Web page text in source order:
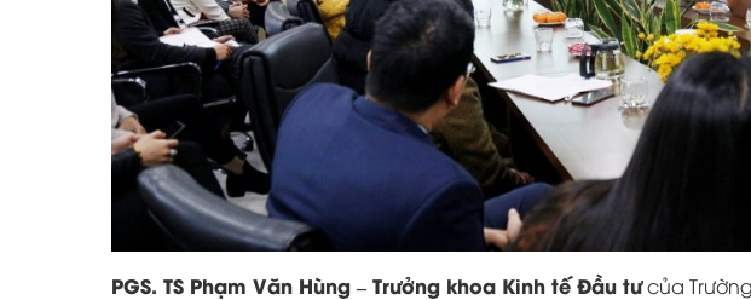
PGS. TS Phạm Văn Hùng – Trưởng khoa Kinh tế Đầu tưcủa